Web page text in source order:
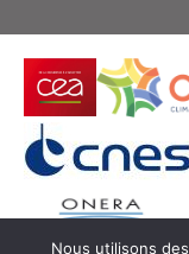
Nous utilisons